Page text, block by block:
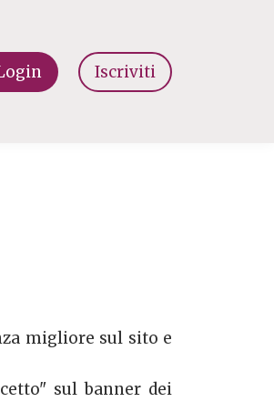
Iscriviti
migliore sul sito e
sul banner dei